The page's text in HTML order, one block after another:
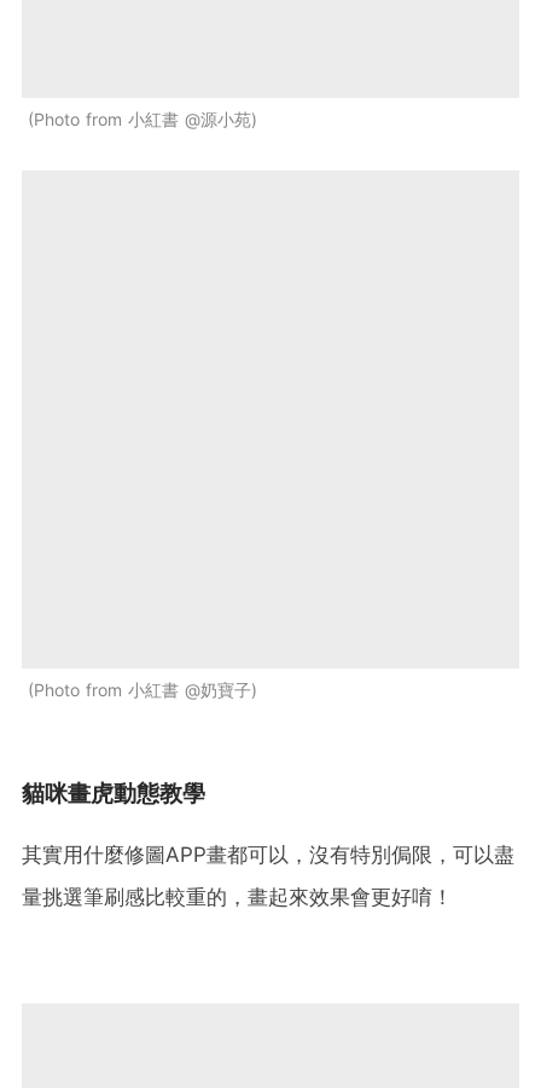
Photo from 小紅書 @源小苑
Photo from 小紅書 @奶寶子
貓咪畫虎動態教學
其實用什麼修圖APP畫都可以，沒有特別侷限，可以盡
量挑選筆刷感比較重的，畫起來效果會更好唷！